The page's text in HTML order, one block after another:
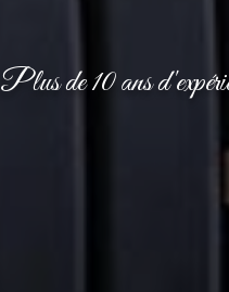
Plus de 10 ans